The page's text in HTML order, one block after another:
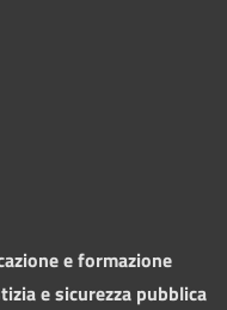
e formazione
e sicurezza pubblica